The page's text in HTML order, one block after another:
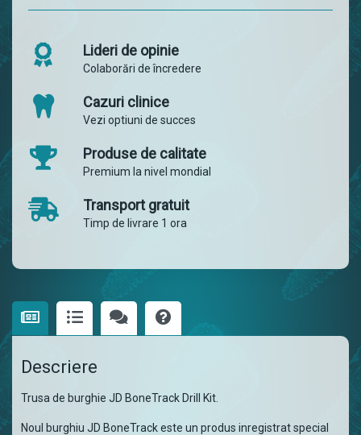
Lideri de opinie
Colaborări de încredere
Cazuri clinice
Vezi optiuni de succes
Produse de calitate
Premium la nivel mondial
Transport gratuit
Timp de livrare 1 ora
Descriere
Trusa de burghie JD BoneTrack Drill Kit.
Noul burghiu JD BoneTrack este un produs inregistrat special